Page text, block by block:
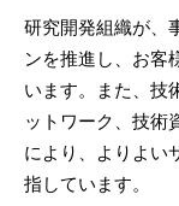
研究開発組織が、
ンを推進し、お客
います。また、技
ットワーク、技術
により、よりよい
指しています。